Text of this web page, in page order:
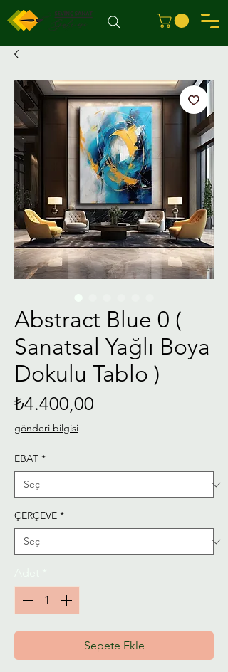
Abstract Blue 0 (
Sanatsal Yağlı Boya
Dokulu Tablo )
₺4.400,00
gönderi bilgisi
EBAT *
ÇERÇEVE *
Sepete Ekle